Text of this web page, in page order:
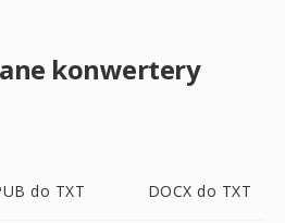
konwertery
do TXT DOCX do TXT